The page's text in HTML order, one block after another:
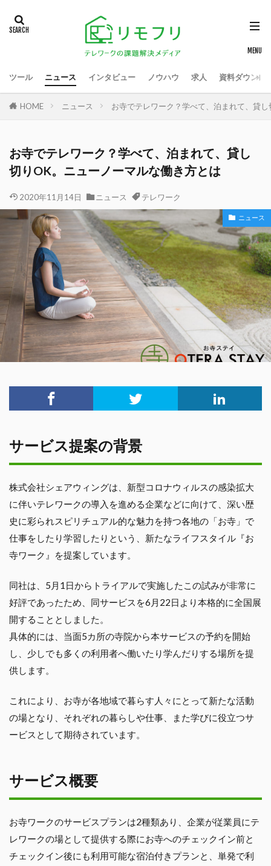
ツール ニュース インタビュー ノウハウ 求人 資料ダウンロ
HOME ニュース お寺でテレワーク？学べて、泊まれて、貸
お寺でテレワーク？学べて、泊まれて、貸し
切りOK。ニューノーマルな働き方とは
2020年11月14日 ニュース テレワーク
ニュース
サービス提案の背景
株式会社シェアウィングは、新型コロナウィルスの感染拡大
に伴いテレワークの導入を進める企業などに向けて、深い歴
史に彩られスピリチュアル的な魅力を持つ各地の「お寺」で
仕事をしたり学習したりという、新たなライフスタイル『お
寺ワーク』を提案しています。
同社は、5月1日からトライアルで実施したこの試みが非常に
好評であったため、同サービスを6月22日より本格的に全国展
開することとしました。
具体的には、当面5カ所の寺院から本サービスの予約を開始
し、少しでも多くの利用者へ働いたり学んだりする場所を提
供します。
これにより、お寺が各地域で暮らす人々にとって新たな活動
の場となり、それぞれの暮らしや仕事、また学びに役立つサ
ービスとして期待されています。
サービス概要
お寺ワークのサービスプランは2種類あり、企業が従業員にテ
レワークの場として提供する際にお寺へのチェックイン前と
チェックイン後にも利用可能な宿泊付きプランと、単発で利